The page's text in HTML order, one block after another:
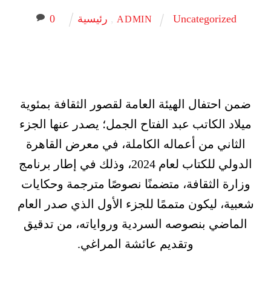
ADMIN Uncategorized
, رئيسية 0
ضمن احتفال الهيئة العامة لقصور الثقافة بمئوية
ميلاد الكاتب عبد الفتاح الجمل؛ يصدر عنها الجزء
الثاني من أعماله الكاملة، في معرض القاهرة
الدولي للكتاب لعام 2024، وذلك في إطار برنامج
وزارة الثقافة، متضمنًا نصوصًا مترجمة وحكايات
شعبية، ليكون متممًا للجزء الأول الذي صدر العام
الماضي بنصوصه السردية ورواياته، من تدقيق
وتقديم عائشة المراغي.